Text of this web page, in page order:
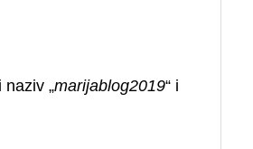
„marijablog2019“ i